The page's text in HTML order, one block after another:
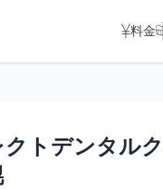
料金
クトデンタル